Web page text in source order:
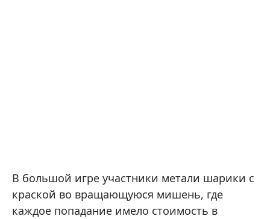
В большой игре участники метали шарики с
краской во вращающуюся мишень, где
каждое попадание имело стоимость в